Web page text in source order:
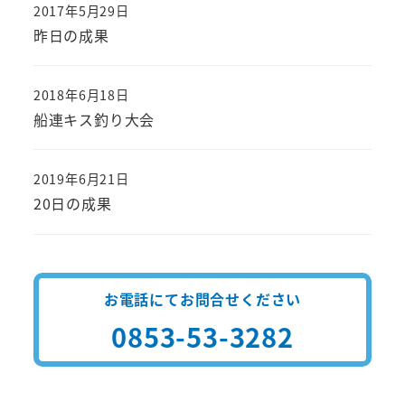
昨日の成果
投稿日
2017年5月29日
船連キス釣り大会
投稿日
2018年6月18日
20日の成果
投稿日
2019年6月21日
お電話にてお問合せください
0853-53-3282